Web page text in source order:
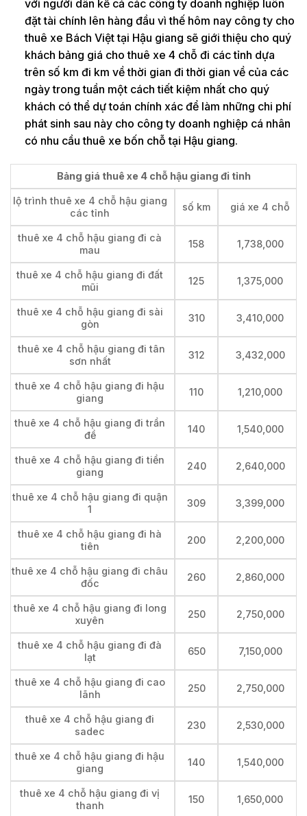
với người dân kể cả các công ty doanh nghiệp luôn
đặt tài chính lên hàng đầu vì thế hôm nay công ty cho
thuê xe Bách Việt tại Hậu giang sẽ giới thiệu cho quý
khách bảng giá cho thuê xe 4 chỗ đi các tỉnh dựa
trên số km đi km về thời gian đi thời gian về của các
ngày trong tuần một cách tiết kiệm nhất cho quý
khách có thể dự toán chính xác để làm những chi phí
phát sinh sau này cho công ty doanh nghiệp cá nhân
có nhu cầu thuê xe bốn chỗ tại Hậu giang.
Bảng giá thuê xe 4 chỗ hậu giang đi tỉnh
lộ trình thuê xe 4 chỗ hậu giang
các tỉnh
số km giá xe 4 chỗ
thuê xe 4 chỗ hậu giang đi cà
mau
158 1,738,000
thuê xe 4 chỗ hậu giang đi đất
mũi
125 1,375,000
thuê xe 4 chỗ hậu giang đi sài
gòn
310 3,410,000
thuê xe 4 chỗ hậu giang đi tân
sơn nhất
312 3,432,000
thuê xe 4 chỗ hậu giang đi hậu
giang
110 1,210,000
thuê xe 4 chỗ hậu giang đi trần
đề
140 1,540,000
thuê xe 4 chỗ hậu giang đi tiền
giang
240 2,640,000
thuê xe 4 chỗ hậu giang đi quận
1
309 3,399,000
thuê xe 4 chỗ hậu giang đi hà
tiên
200 2,200,000
thuê xe 4 chỗ hậu giang đi châu
đốc
260 2,860,000
thuê xe 4 chỗ hậu giang đi long
xuyên
250 2,750,000
thuê xe 4 chỗ hậu giang đi đà
lạt
650 7,150,000
thuê xe 4 chỗ hậu giang đi cao
lãnh
250 2,750,000
thuê xe 4 chỗ hậu giang đi
sadec
230 2,530,000
thuê xe 4 chỗ hậu giang đi hậu
giang
140 1,540,000
thuê xe 4 chỗ hậu giang đi vị
thanh
150 1,650,000